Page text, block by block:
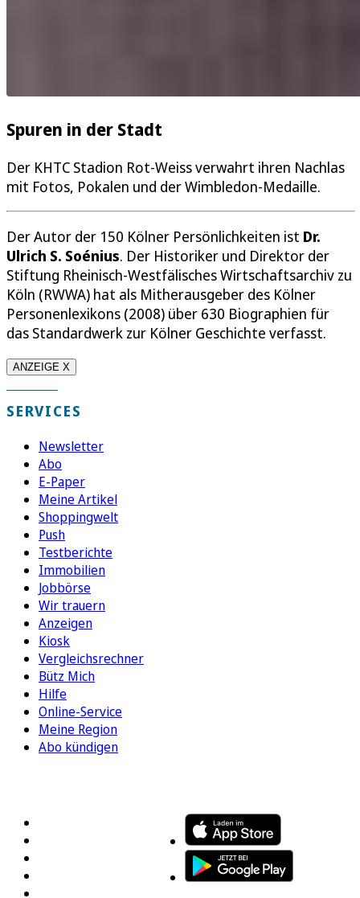
Spuren in der Stadt
Der KHTC Stadion Rot-Weiss verwahrt ihren Nachlas
mit Fotos, Pokalen und der Wimbledon-Medaille.
Der Autor der 150 Kölner Persönlichkeiten ist Dr.
Ulrich S. Soénius. Der Historiker und Direktor der
Stiftung Rheinisch-Westfälisches Wirtschaftsarchiv zu
Köln (RWWA) hat als Mitherausgeber des Kölner
Personenlexikons (2008) über 630 Biographien für
das Standardwerk zur Kölner Geschichte verfasst.
ANZEIGE X
SERVICES
Newsletter
Abo
E-Paper
Meine Artikel
Shoppingwelt
Push
Testberichte
Immobilien
Jobbörse
Wir trauern
Anzeigen
Kiosk
Vergleichsrechner
Bütz Mich
Hilfe
Online-Service
Meine Region
Abo kündigen